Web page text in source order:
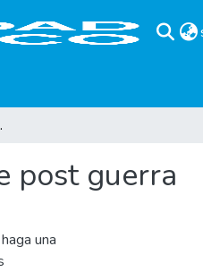
guerra
post guerra
una